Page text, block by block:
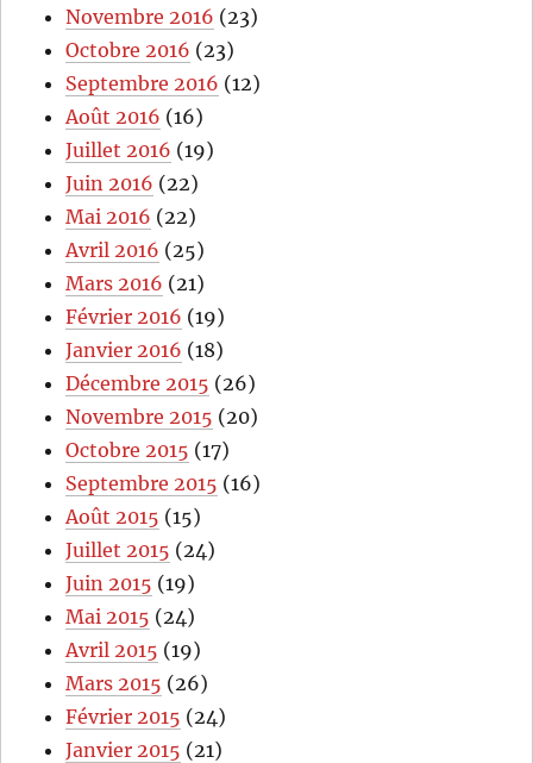
Novembre 2016 (23)
Octobre 2016 (23)
Septembre 2016 (12)
Août 2016 (16)
Juillet 2016 (19)
Juin 2016 (22)
Mai 2016 (22)
Avril 2016 (25)
Mars 2016 (21)
Février 2016 (19)
Janvier 2016 (18)
Décembre 2015 (26)
Novembre 2015 (20)
Octobre 2015 (17)
Septembre 2015 (16)
Août 2015 (15)
Juillet 2015 (24)
Juin 2015 (19)
Mai 2015 (24)
Avril 2015 (19)
Mars 2015 (26)
Février 2015 (24)
Janvier 2015 (21)